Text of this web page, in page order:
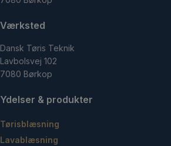
Værksted
Dansk Tøris Teknik
Lavbolsvej 102
7080 Børkop
Ydelser & produkter
Tørisblæsning
Lavablæsning